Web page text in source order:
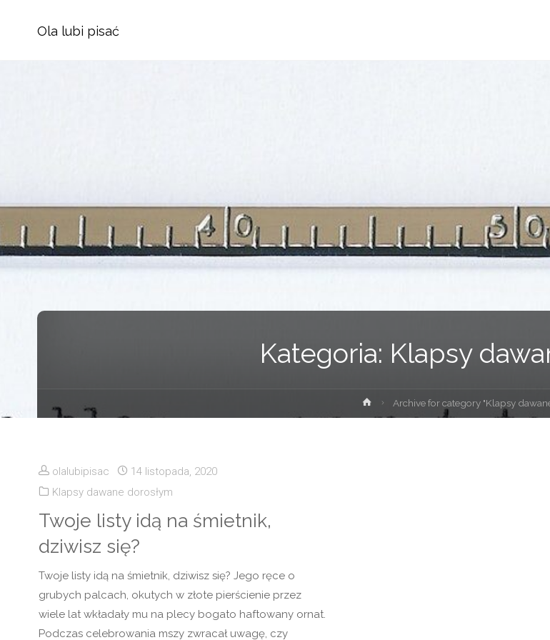
Ola lubi pisać
Kategoria: Klapsy
Strona
główna
Archive for category "Klapsy
olalubipisac
14 listopada, 2020
Klapsy dawane dorosłym
Twoje listy idą na śmietnik,
dziwisz się?
Twoje listy idą na śmietnik, dziwisz się? Jego ręce o
grubych palcach, okutych w złote pierścienie przez
wiele lat wkładały mu na plecy bogato haftowany ornat.
Podczas celebrowania mszy zwracał uwagę, czy